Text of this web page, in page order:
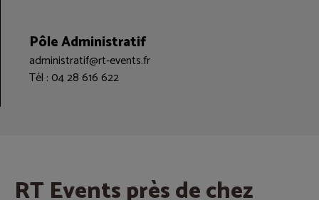
Pôle Administratif
administratif@rt-events.fr
Tél : 04 28 616 622
RT Events près de chez